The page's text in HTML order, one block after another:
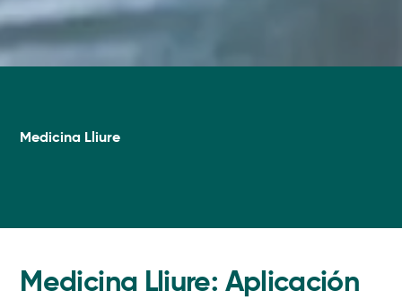
Medicina Lliure
Medicina Lliure: Aplicación